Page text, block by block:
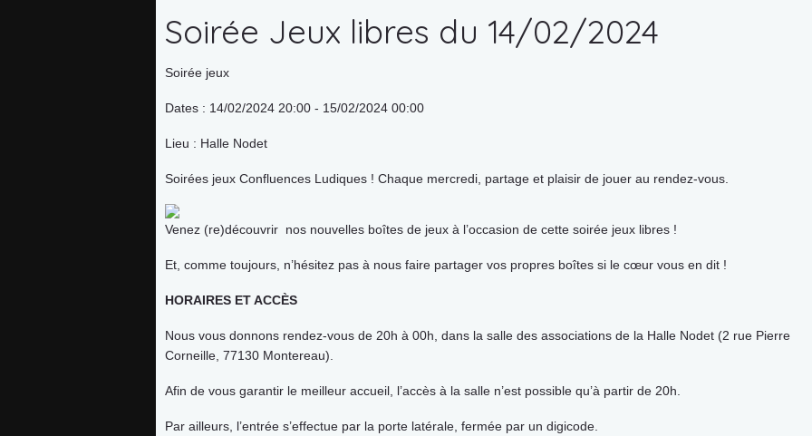
Accueil
l’association
Adhérer
Agenda
Soirée Jeux libres du 14/02/2024
Soirée jeux
Dates : 14/02/2024 20:00 - 15/02/2024 00:00
Lieu : Halle Nodet
Soirées jeux Confluences Ludiques ! Chaque mercredi, partage et plaisir de jouer au rendez-vous.
Venez (re)découvrir nos nouvelles boîtes de jeux à l’occasion de cette soirée jeux libres !
Et, comme toujours, n’hésitez pas à nous faire partager vos propres boîtes si le cœur vous en dit !
HORAIRES ET ACCÈS
Nous vous donnons rendez-vous de 20h à 00h, dans la salle des associations de la Halle Nodet (2 rue Pierre
Corneille, 77130 Montereau).
Afin de vous garantir le meilleur accueil, l’accès à la salle n’est possible qu’à partir de 20h.
Par ailleurs, l’entrée s’effectue par la porte latérale, fermée par un digicode.